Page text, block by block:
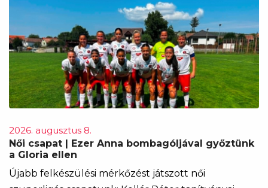
2026. augusztus 8.
Női csapat | Ezer Anna bombagóljával győztünk
a Gloria ellen
Újabb felkészülési mérkőzést játszott női